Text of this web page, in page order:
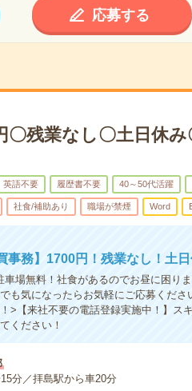
応募する
〇残業なし〇土日休み
英語不要 履歴書不要 40～50代活躍
社食/補助あり 職場が禁煙 Word
事務】1700円！残業なし！土日
場無料！社食があるのでお昼に困り
も気になったらお気軽にご応募くだ
>【来社不要の電話登録実施中！】ス
ください！
分／拝島駅から車20分